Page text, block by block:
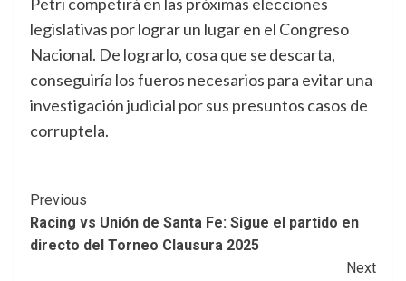
legislativas por lograr un lugar en el Congreso
Nacional. De lograrlo, cosa que se descarta,
conseguiría los fueros necesarios para evitar una
investigación judicial por sus presuntos casos de
corruptela.
Post
Navigation
Previous
Racing vs Unión de Santa Fe: Sigue el partido en
directo del Torneo Clausura 2025
Next